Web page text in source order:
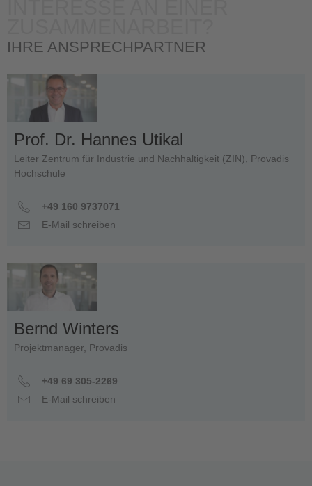
IHRE ANSPRECHPARTNER
Prof. Dr. Hannes Utikal
Leiter Zentrum für Industrie und Nachhaltigkeit (ZIN), Provadis
Hochschule
+49 160 9737071
E-Mail schreiben
Bernd Winters
Projektmanager, Provadis
+49 69 305-2269
E-Mail schreiben